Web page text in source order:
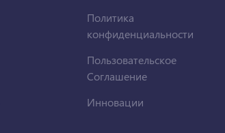
Политика
конфиденциальности
Пользовательское
Соглашение
Инновации